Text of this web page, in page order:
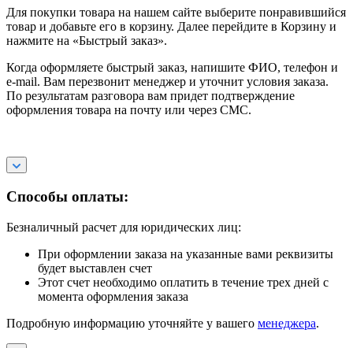
Для покупки товара на нашем сайте выберите понравившийся
товар и добавьте его в корзину. Далее перейдите в Корзину и
нажмите на «Быстрый заказ».
Когда оформляете быстрый заказ, напишите ФИО, телефон и
e-mail. Вам перезвонит менеджер и уточнит условия заказа.
По результатам разговора вам придет подтверждение
оформления товара на почту или через СМС.
Способы оплаты:
Безналичный расчет для юридических лиц:
При оформлении заказа на указанные вами реквизиты
будет выставлен счет
Этот счет необходимо оплатить в течение трех дней с
момента оформления заказа
Подробную информацию уточняйте у вашего менеджера.